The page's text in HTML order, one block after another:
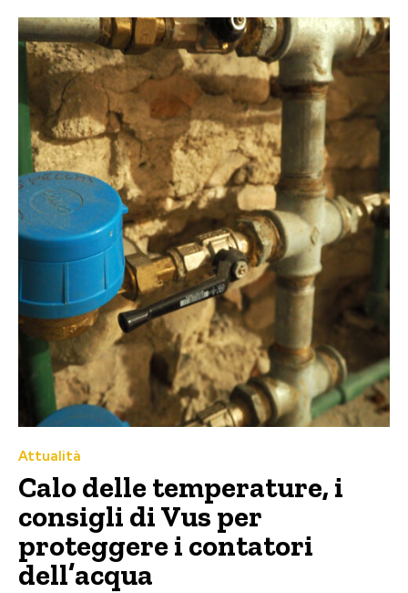
Attualità
Calo delle temperature, i
consigli di Vus per
proteggere i contatori
dell’acqua